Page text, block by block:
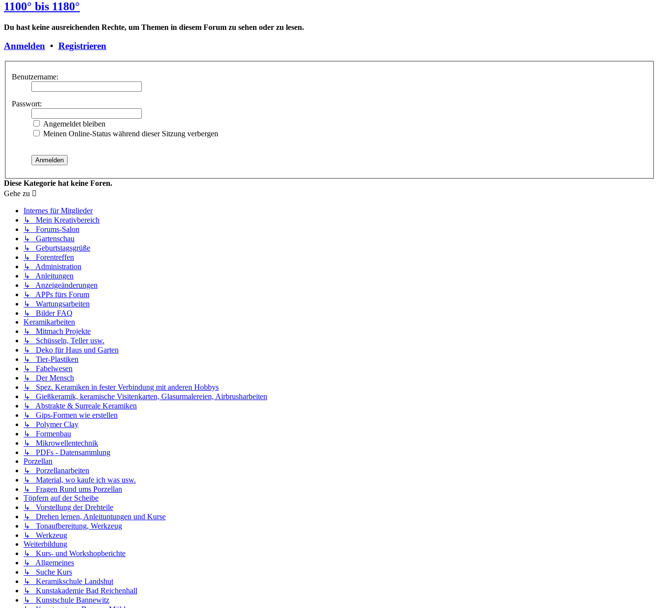
1100° bis 1180°
Du hast keine ausreichenden Rechte, um Themen in diesem Forum zu sehen oder zu lesen.
Anmelden • Registrieren
Benutzername:
Passwort:
Angemeldet bleiben
Meinen Online-Status während dieser Sitzung verbergen
Diese Kategorie hat keine Foren.
Gehe zu
Internes für Mitglieder
↳ Mein Kreativbereich
↳ Forums-Salon
↳ Gartenschau
↳ Geburtstagsgrüße
↳ Forentreffen
↳ Administration
↳ Anleitungen
↳ Anzeigeänderungen
↳ APPs fürs Forum
↳ Wartungsarbeiten
↳ Bilder FAQ
Keramikarbeiten
↳ Mitmach Projekte
↳ Schüsseln, Teller usw.
↳ Deko für Haus und Garten
↳ Tier-Plastiken
↳ Fabelwesen
↳ Der Mensch
↳ Spez. Keramiken in fester Verbindung mit anderen Hobbys
↳ Gießkeramik, keramische Visitenkarten, Glasurmalereien, Airbrusharbeiten
↳ Abstrakte & Surreale Keramiken
↳ Gips-Formen wie erstellen
↳ Polymer Clay
↳ Formenbau
↳ Mikrowellentechnik
↳ PDFs - Datensammlung
Porzellan
↳ Porzellanarbeiten
↳ Material, wo kaufe ich was usw.
↳ Fragen Rund ums Porzellan
Töpfern auf der Scheibe
↳ Vorstellung der Drehteile
↳ Drehen lernen, Anleituntungen und Kurse
↳ Tonaufbereitung, Werkzeug
↳ Werkzeug
Weiterbildung
↳ Kurs- und Workshopberichte
↳ Allgemeines
↳ Suche Kurs
↳ Keramikschule Landshut
↳ Kunstakademie Bad Reichenhall
↳ Kunstschule Bannewitz